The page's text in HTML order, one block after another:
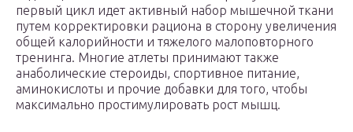
первый цикл идет активный набор мышечной ткани
путем корректировки рациона в сторону увеличения
общей калорийности и тяжелого малоповторного
тренинга. Многие атлеты принимают также
анаболические стероиды, спортивное питание,
аминокислоты и прочие добавки для того, чтобы
максимально простимулировать рост мышц.